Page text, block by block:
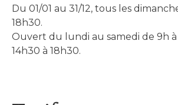
Du 01/01 au 31/12, tous les
18h30.
Ouvert du lundi au samedi de 9h à
14h30 à 18h30.